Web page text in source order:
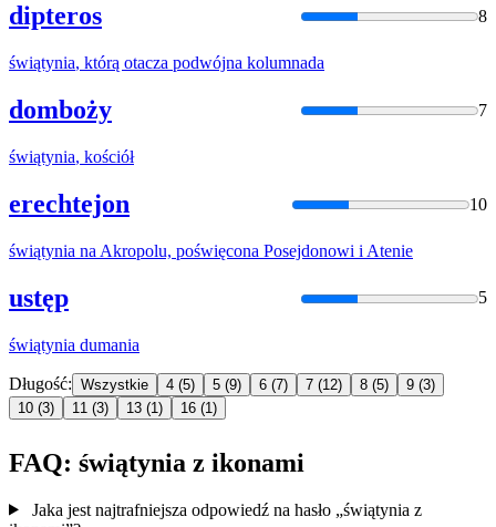
dipteros 8
świątynia, którą otacza podwójna kolumnada
domboży 7
świątynia, kościół
erechtejon 10
świątynia na Akropolu, poświęcona Posejdonowi i Atenie
ustęp 5
świątynia dumania
Długość: Wszystkie 4 (5) 5 (9) 6 (7) 7 (12) 8 (5) 9 (3)
10 (3) 11 (3) 13 (1) 16 (1)
FAQ: świątynia z ikonami
Jaka jest najtrafniejsza odpowiedź na hasło „świątynia z